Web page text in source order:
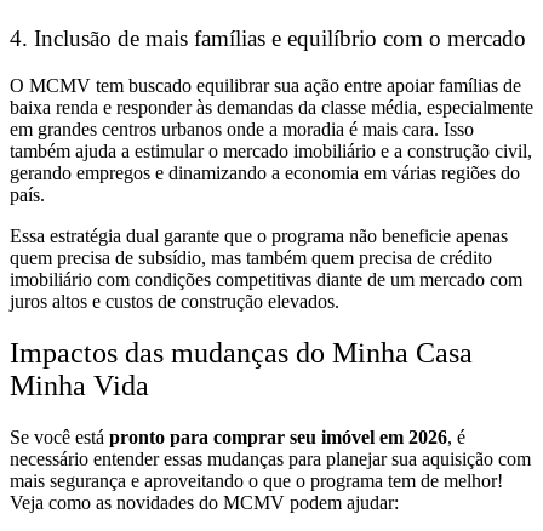
4. Inclusão de mais famílias e equilíbrio com o mercado
O MCMV tem buscado equilibrar sua ação entre apoiar famílias de
baixa renda e responder às demandas da classe média, especialmente
em grandes centros urbanos onde a moradia é mais cara. Isso
também ajuda a estimular o mercado imobiliário e a construção civil,
gerando empregos e dinamizando a economia em várias regiões do
país.
Essa estratégia dual garante que o programa não beneficie apenas
quem precisa de subsídio, mas também quem precisa de crédito
imobiliário com condições competitivas diante de um mercado com
juros altos e custos de construção elevados.
Impactos das mudanças do Minha Casa
Minha Vida
Se você está pronto para comprar seu imóvel em 2026, é
necessário entender essas mudanças para planejar sua aquisição com
mais segurança e aproveitando o que o programa tem de melhor!
Veja como as novidades do MCMV podem ajudar: